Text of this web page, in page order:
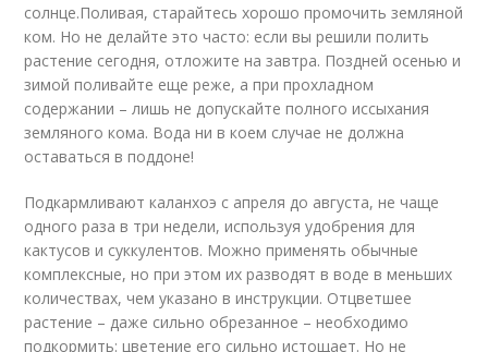
солнце.Поливая, старайтесь хорошо промочить земляной
ком. Но не делайте это часто: если вы решили полить
растение сегодня, отложите на завтра. Поздней осенью и
зимой поливайте еще реже, а при прохладном
содержании – лишь не допускайте полного иссыхания
земляного кома. Вода ни в коем случае не должна
оставаться в поддоне!
Подкармливают каланхоэ с апреля до августа, не чаще
одного раза в три недели, используя удобрения для
кактусов и суккулентов. Можно применять обычные
комплексные, но при этом их разводят в воде в меньших
количествах, чем указано в инструкции. Отцветшее
растение – даже сильно обрезанное – необходимо
подкормить: цветение его сильно истощает. Но не